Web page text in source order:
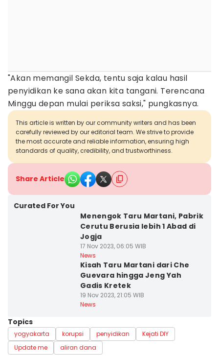
"Akan memangil Sekda, tentu saja kalau hasil
penyidikan ke sana akan kita tangani. Terencana
Minggu depan mulai periksa saksi," pungkasnya.
This article is written by our community writers and has been
carefully reviewed by our editorial team. We strive to provide
the most accurate and reliable information, ensuring high
standards of quality, credibility, and trustworthiness.
Share Article
Curated For You
Menengok Taru Martani, Pabrik
Cerutu Berusia lebih 1 Abad di
Jogja
17 Nov 2023, 06:05 WIB
News
Kisah Taru Martani dari Che
Guevara hingga Jeng Yah
Gadis Kretek
19 Nov 2023, 21:05 WIB
News
Topics
yogyakarta korupsi penyidikan
Kejati DIY
Update me
aliran dana